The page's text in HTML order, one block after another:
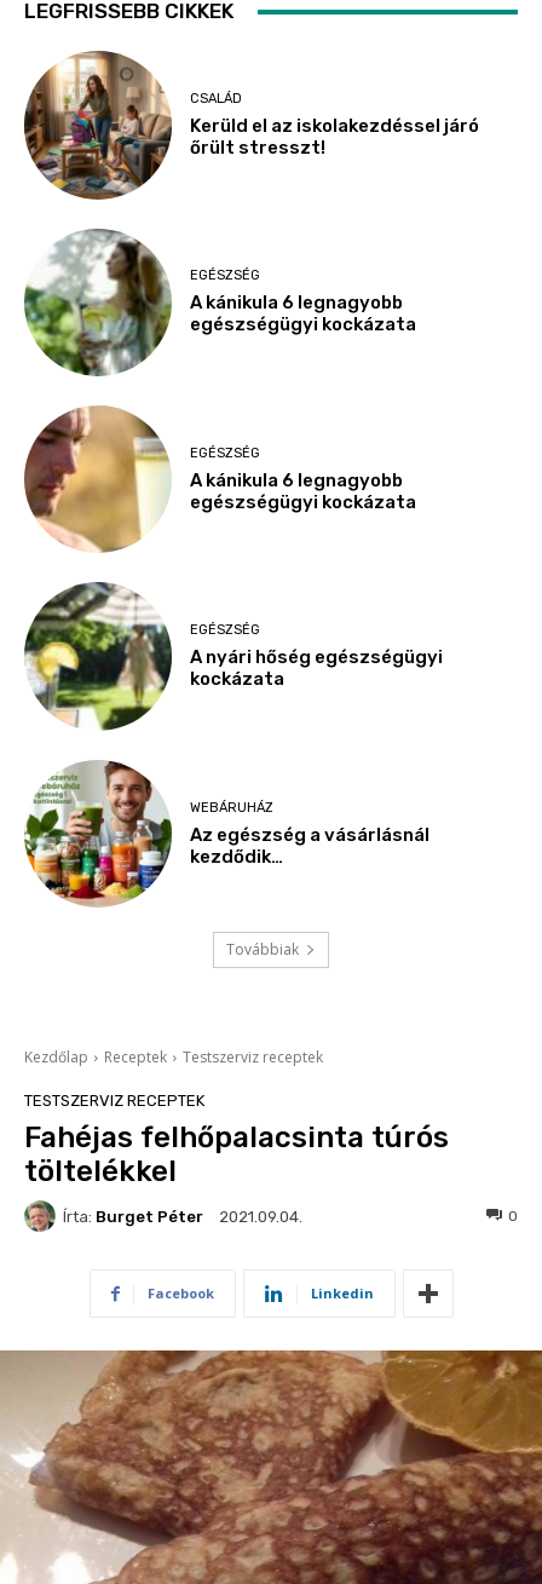
LEGFRISSEBB CIKKEK
CSALÁD
Kerüld el az iskolakezdéssel járó
őrült stresszt!
EGÉSZSÉG
A kánikula 6 legnagyobb
egészségügyi kockázata
EGÉSZSÉG
A kánikula 6 legnagyobb
egészségügyi kockázata
EGÉSZSÉG
A nyári hőség egészségügyi
kockázata
WEBÁRUHÁZ
Az egészség a vásárlásnál
kezdődik…
Továbbiak